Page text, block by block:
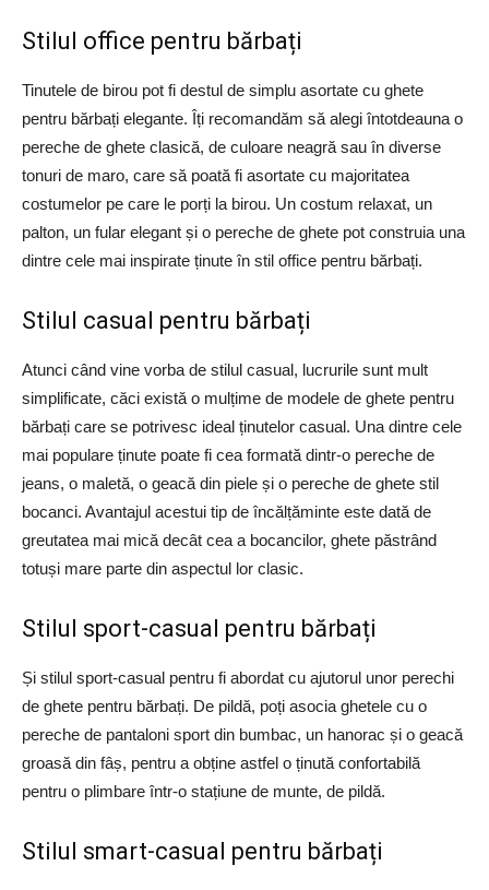
Stilul office pentru bărbați
Tinutele de birou pot fi destul de simplu asortate cu ghete
pentru bărbați elegante. Îți recomandăm să alegi întotdeauna o
pereche de ghete clasică, de culoare neagră sau în diverse
tonuri de maro, care să poată fi asortate cu majoritatea
costumelor pe care le porți la birou. Un costum relaxat, un
palton, un fular elegant și o pereche de ghete pot construia una
dintre cele mai inspirate ținute în stil office pentru bărbați.
Stilul casual pentru bărbați
Atunci când vine vorba de stilul casual, lucrurile sunt mult
simplificate, căci există o mulțime de modele de ghete pentru
bărbați care se potrivesc ideal ținutelor casual. Una dintre cele
mai populare ținute poate fi cea formată dintr-o pereche de
jeans, o maletă, o geacă din piele și o pereche de ghete stil
bocanci. Avantajul acestui tip de încălțăminte este dată de
greutatea mai mică decât cea a bocancilor, ghete păstrând
totuși mare parte din aspectul lor clasic.
Stilul sport-casual pentru bărbați
Și stilul sport-casual pentru fi abordat cu ajutorul unor perechi
de ghete pentru bărbați. De pildă, poți asocia ghetele cu o
pereche de pantaloni sport din bumbac, un hanorac și o geacă
groasă din fâș, pentru a obține astfel o ținută confortabilă
pentru o plimbare într-o stațiune de munte, de pildă.
Stilul smart-casual pentru bărbați